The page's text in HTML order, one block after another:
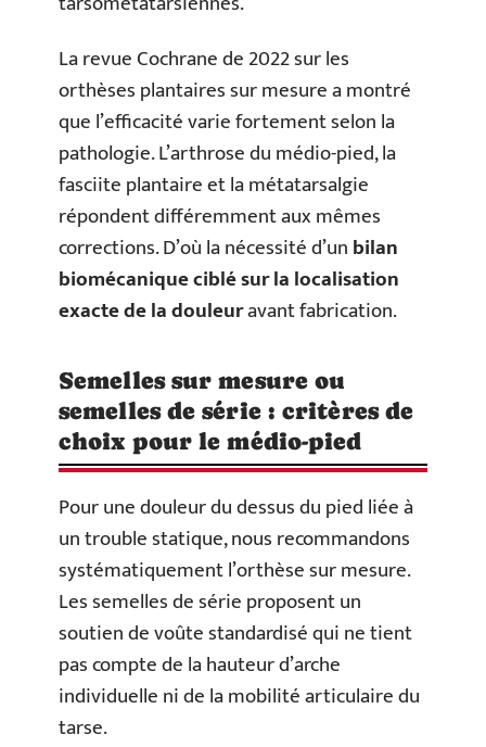
La revue Cochrane de 2022 sur les
orthèses plantaires sur mesure a montré
que l’efficacité varie fortement selon la
pathologie. L’arthrose du médio-pied, la
fasciite plantaire et la métatarsalgie
répondent différemment aux mêmes
corrections. D’où la nécessité d’unbilan
biomécanique ciblé sur la localisation
exacte de la douleuravant fabrication.
Semelles sur mesure ou
semelles de série : critères de
choix pour le médio-pied
Pour une douleur du dessus du pied liée à
un trouble statique, nous recommandons
systématiquement l’orthèse sur mesure.
Les semelles de série proposent un
soutien de voûte standardisé qui ne tient
pas compte de la hauteur d’arche
individuelle ni de la mobilité articulaire du
tarse.